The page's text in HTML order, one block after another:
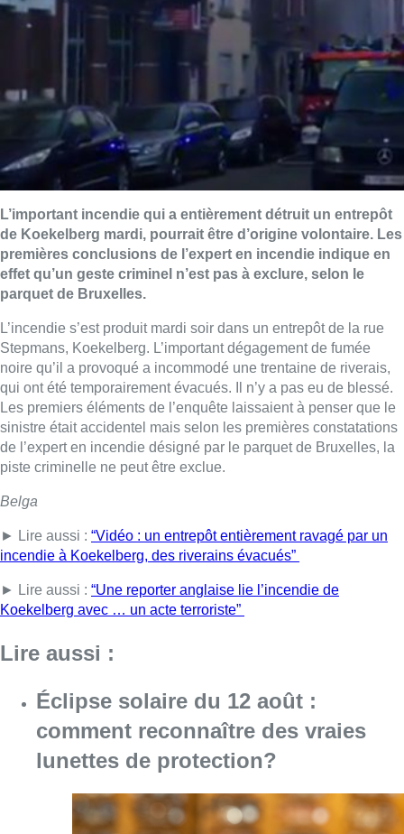
L’important incendie qui a entièrement détruit un entrepôt
de Koekelberg mardi, pourrait être d’origine volontaire. Les
premières conclusions de l’expert en incendie indique en
effet qu’un geste criminel n’est pas à exclure, selon le
parquet de Bruxelles.
L’incendie s’est produit mardi soir dans un entrepôt de la rue
Stepmans, Koekelberg. L’important dégagement de fumée
noire qu’il a provoqué a incommodé une trentaine de riverais,
qui ont été temporairement évacués. Il n’y a pas eu de blessé.
Les premiers éléments de l’enquête laissaient à penser que le
sinistre était accidentel mais selon les premières constatations
de l’expert en incendie désigné par le parquet de Bruxelles, la
piste criminelle ne peut être exclue.
Belga
► Lire aussi : “Vidéo : un entrepôt entièrement ravagé par un
incendie à Koekelberg, des riverains évacués”
► Lire aussi : “Une reporter anglaise lie l’incendie de
Koekelberg avec … un acte terroriste”
Lire aussi :
Éclipse solaire du 12 août :
comment reconnaître des vraies
lunettes de protection?